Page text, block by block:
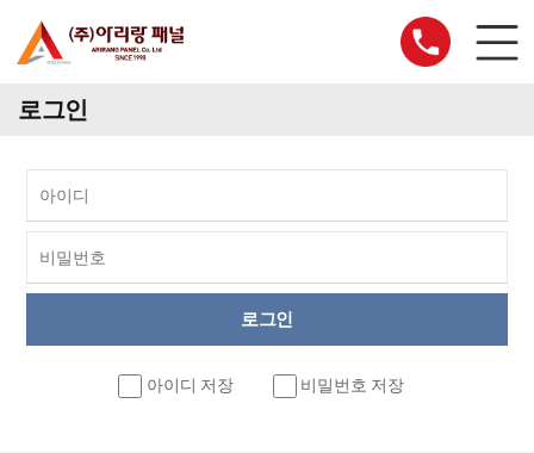
로그인
아이디 저장 비밀번호 저장